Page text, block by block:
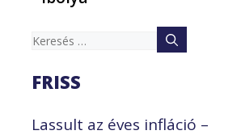
Keresés:
FRISS
Lassult az éves infláció –